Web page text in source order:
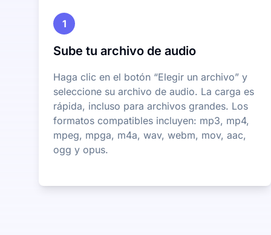
1
Sube tu archivo de audio
Haga clic en el botón “Elegir un archivo” y
seleccione su archivo de audio. La carga es
rápida, incluso para archivos grandes. Los
formatos compatibles incluyen: mp3, mp4,
mpeg, mpga, m4a, wav, webm, mov, aac,
ogg y opus.